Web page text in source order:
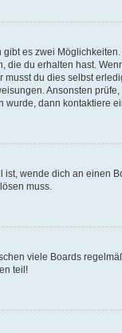
es zwei Möglichkeiten.
du erhalten hast.
du dies selbst
Ansonsten
dann kontaktiere
wende dich an einen
muss.
viele Boards
teil!